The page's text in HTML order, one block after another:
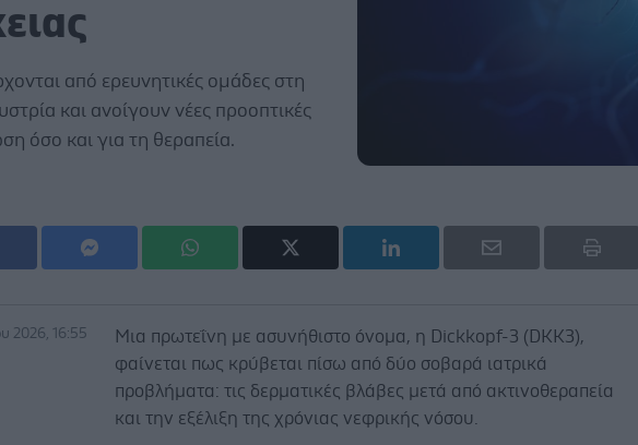
από ερευνητικές ομάδες στη
και ανοίγουν νέες προοπτικές
όσο και για τη θεραπεία.
2026, 16:55
Μια πρωτεΐνη με ασυνήθιστο όνομα, η Dickkopf-3 (DKK3),
φαίνεται πως κρύβεται πίσω από δύο σοβαρά ιατρικά
προβλήματα: τις δερματικές βλάβες μετά από ακτινοθεραπεία
και την εξέλιξη της χρόνιας νεφρικής νόσου.